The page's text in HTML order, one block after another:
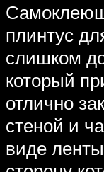
плинтус
слишком
который
отлично
стеной и
виде